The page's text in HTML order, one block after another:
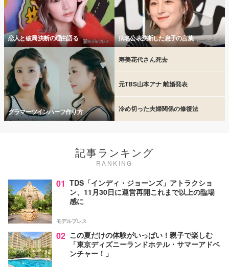
恋人と破局 決断の理由語る 病名公表決断した息子の言葉
グラマーツインハーフ作り方
寿美花代さん死去
元TBS山本アナ 離婚発表
冷め切った夫婦関係の修復法
記事ランキング
RANKING
01 TDS「インディ・ジョーンズ」アトラクショ
ン、11月30日に運営再開これまで以上の臨場
感に
モデルプレス
02 この夏だけの体験がいっぱい！親子で楽しむ
「東京ディズニーランドホテル・サマーアドベ
ンチャー！」